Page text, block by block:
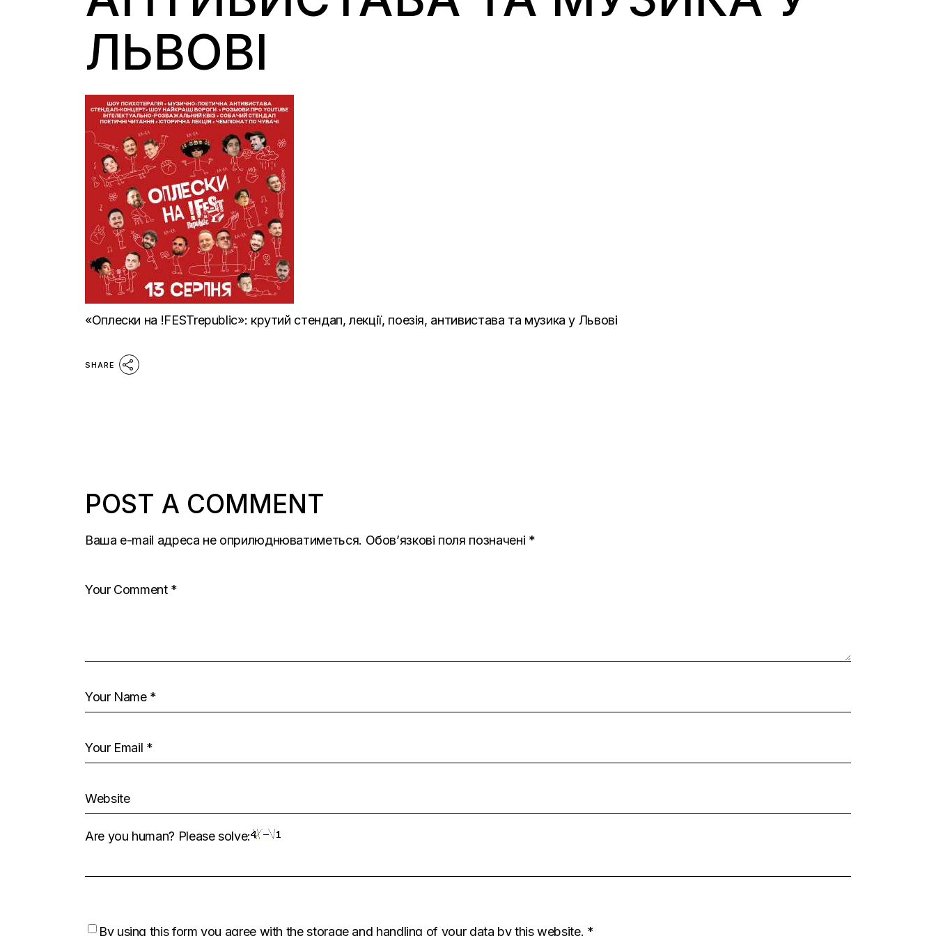
ЛЬВОВІ
«Оплески на !FESTrepublic»: крутий стендап, лекції, поезія, антивистава та музика у Львові
SHARE
POST A COMMENT
Ваша e-mail адреса не оприлюднюватиметься. Обов’язкові поля позначені *
Are you human? Please solve:
By using this form you agree with the storage and handling of your data by this website. *